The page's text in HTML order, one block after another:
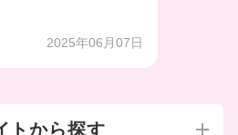
2025年06月07日
トから探す